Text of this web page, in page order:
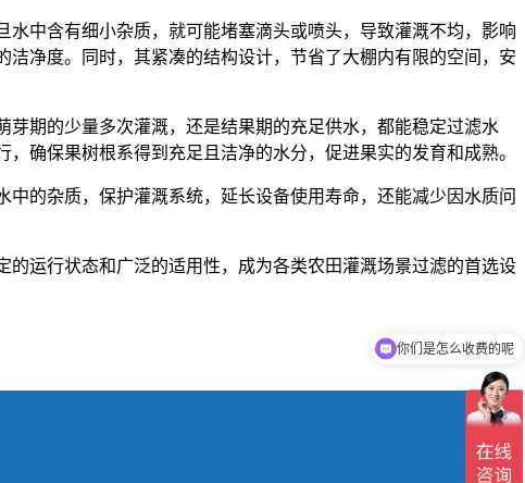
中含有细小杂质，就可能堵塞滴头或喷头，导致灌溉不均，影响
净度。同时，其紧凑的结构设计，节省了大棚内有限的空间，安
期的少量多次灌溉，还是结果期的充足供水，都能稳定过滤水
确保果树根系得到充足且洁净的水分，促进果实的发育和成熟。
的杂质，保护灌溉系统，延长设备使用寿命，还能减少因水质问
运行状态和广泛的适用性，成为各类农田灌溉场景过滤的首选设
现在有优惠活动吗